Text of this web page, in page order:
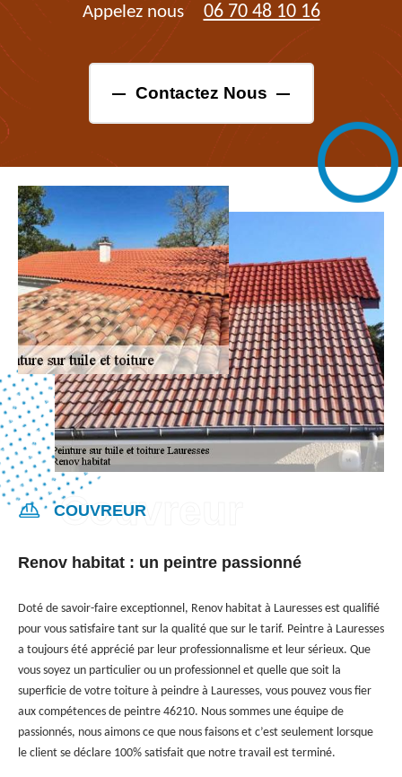
Appelez nous 06 70 48 10 16
Contactez Nous
COUVREUR
Renov habitat : un peintre passionné
Doté de savoir-faire exceptionnel, Renov habitat à Lauresses est qualifié
pour vous satisfaire tant sur la qualité que sur le tarif. Peintre à Lauresses
a toujours été apprécié par leur professionnalisme et leur sérieux. Que
vous soyez un particulier ou un professionnel et quelle que soit la
superficie de votre toiture à peindre à Lauresses, vous pouvez vous fier
aux compétences de peintre 46210. Nous sommes une équipe de
passionnés, nous aimons ce que nous faisons et c’est seulement lorsque
le client se déclare 100% satisfait que notre travail est terminé.